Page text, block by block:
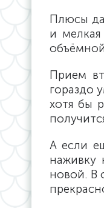
Плюсы
и
Прием
гораздо
хотя бы
А если
наживку
новой. В